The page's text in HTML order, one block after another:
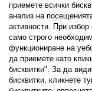
Последвайте
FacebookTwitter
приемете всички
анализ на
активности. При
само строго
функциониране на
да приемете като
бисквитки". За да
бисквитки, кликнете